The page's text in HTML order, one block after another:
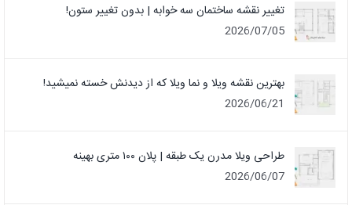
تغییر نقشه ساختمان سه خوابه | بدون تغییر ستون!
2026/07/05
بهترین نقشه ویلا و نما ویلا که از دیدنش خسته نمیشید!
2026/06/21
طراحی ویلا مدرن یک‌ طبقه | پلان ۱۰۰ متری بهینه
2026/06/07